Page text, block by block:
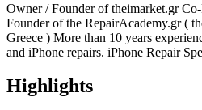
Owner / Founder of theimarket.gr
Founder of the RepairAcademy.gr (
Greece ) More than 10 years
and iPhone repairs. iPhone Repair
Highlights